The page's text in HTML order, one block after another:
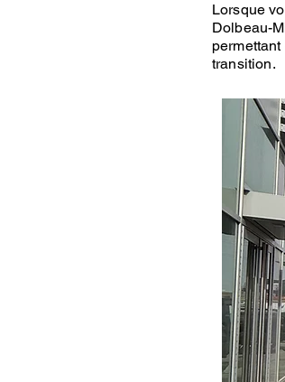
Lorsque
Dolbeau-
transition.